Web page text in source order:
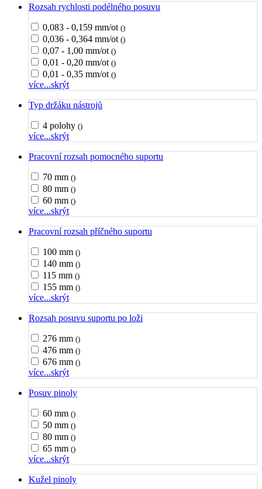
Rozsah rychlosti podélného posuvu
0,083 - 0,159 mm/ot ()
0,036 - 0,364 mm/ot ()
0,07 - 1,00 mm/ot ()
0,01 - 0,20 mm/ot ()
0,01 - 0,35 mm/ot ()
více...skrýt
Typ držáku nástrojů
4 polohy ()
více...skrýt
Pracovní rozsah pomocného suportu
70 mm ()
80 mm ()
60 mm ()
více...skrýt
Pracovní rozsah příčného suportu
100 mm ()
140 mm ()
115 mm ()
155 mm ()
více...skrýt
Rozsah posuvu suportu po loži
276 mm ()
476 mm ()
676 mm ()
více...skrýt
Posuv pinoly
60 mm ()
50 mm ()
80 mm ()
65 mm ()
více...skrýt
Kužel pinoly